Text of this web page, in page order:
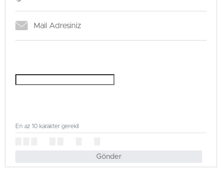
Gönder
En az 10 karakter gerekli